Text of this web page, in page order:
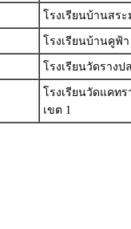
โรงเรียนบ้านสร
โรงเรียนบ้านคูฟ้
โรงเรียนวัดราง
โรงเรียนวัดแคท
เขต 1